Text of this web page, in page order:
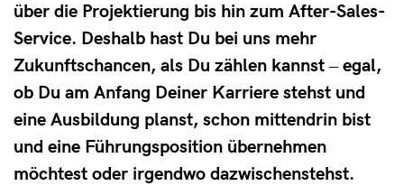
über die Projektierung bis hin zum After-Sales-
Service. Deshalb hast Du bei uns mehr
Zukunftschancen, als Du zählen kannst ‒ egal,
ob Du am Anfang Deiner Karriere stehst und
eine Ausbildung planst, schon mittendrin bist
und eine Führungsposition übernehmen
möchtest oder irgendwo dazwischenstehst.